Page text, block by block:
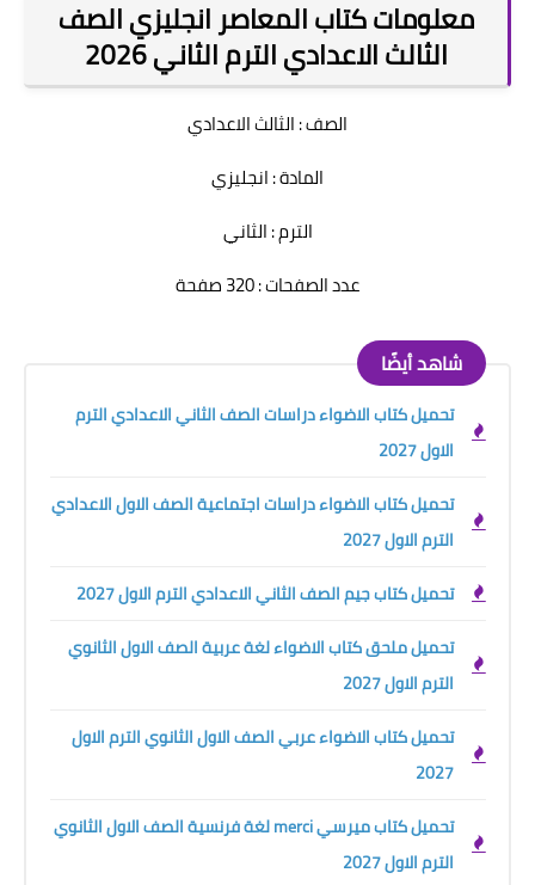
معلومات كتاب المعاصر انجليزي الصف
الثالث الاعدادي الترم الثاني 2026
الصف : الثالث الاعدادي
المادة : انجليزي
الترم : الثاني
عدد الصفحات : 320 صفحة
شاهد أيضًا
تحميل كتاب الاضواء دراسات الصف الثاني الاعدادي الترم
الاول 2027
تحميل كتاب الاضواء دراسات اجتماعية الصف الاول الاعدادي
الترم الاول 2027
تحميل كتاب جيم الصف الثاني الاعدادي الترم الاول 2027
تحميل ملحق كتاب الاضواء لغة عربية الصف الاول الثانوي
الترم الاول 2027
تحميل كتاب الاضواء عربي الصف الاول الثانوي الترم الاول
2027
تحميل كتاب ميرسي merci لغة فرنسية الصف الاول الثانوي
الترم الاول 2027